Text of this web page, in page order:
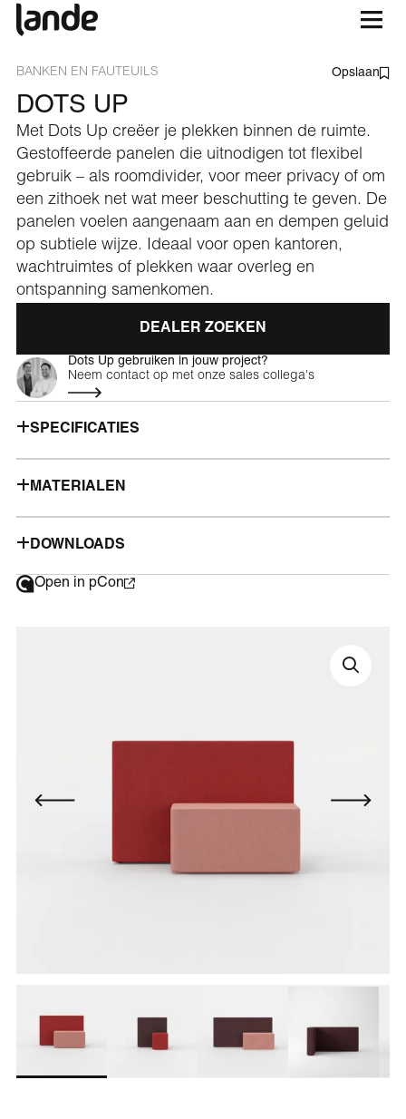
BANKEN EN FAUTEUILS Opslaan
DOTS UP
Met Dots Up creëer je plekken binnen de ruimte.
Gestoffeerde panelen die uitnodigen tot flexibel
gebruik – als roomdivider, voor meer privacy of om
een zithoek net wat meer beschutting te geven. De
panelen voelen aangenaam aan en dempen geluid
op subtiele wijze. Ideaal voor open kantoren,
wachtruimtes of plekken waar overleg en
ontspanning samenkomen.
DEALER ZOEKEN
Dots Up gebruiken in jouw project?
Neem contact op met onze sales collega's
SPECIFICATIES
MATERIALEN
DOWNLOADS
Open in pCon